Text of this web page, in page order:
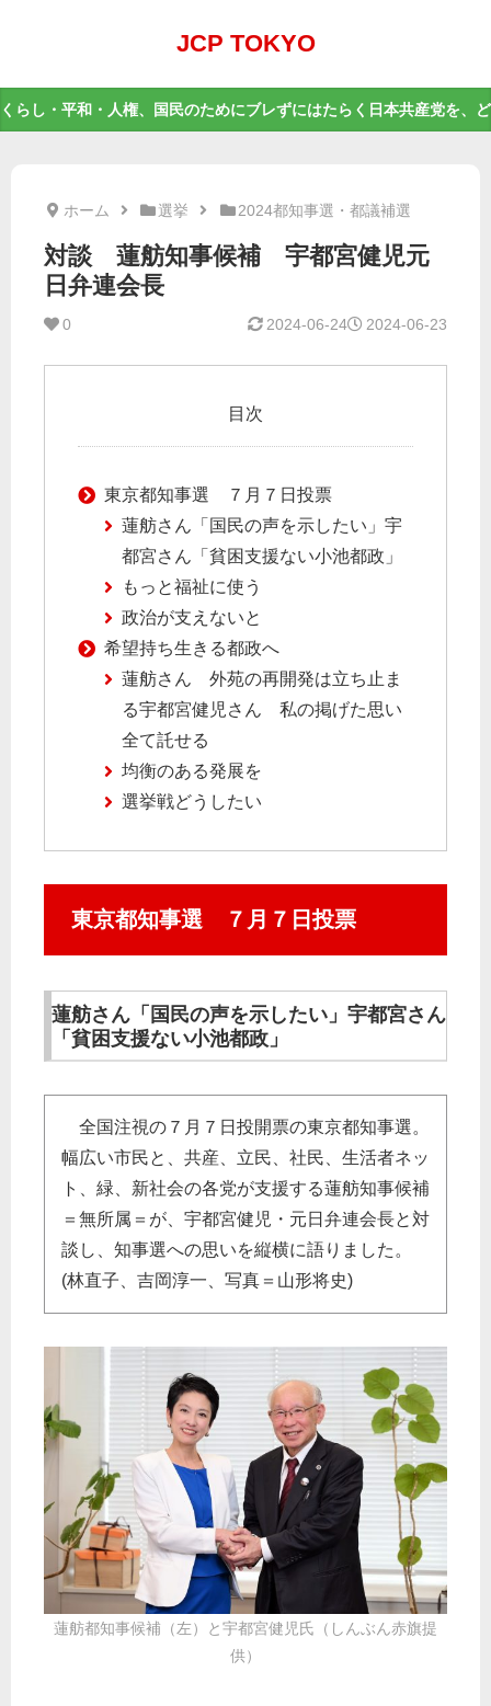
JCP TOKYO
くらし・平和・人権、国民のためにブレずにはたらく日本共産党を、
ホーム 選挙 2024都知事選・都議補選
対談 蓮舫知事候補 宇都宮健児元
日弁連会長
0 2024-06-23
2024-06-24
目次
東京都知事選 ７月７日投票
蓮舫さん「国民の声を示したい」宇
都宮さん「貧困支援ない小池都政」
もっと福祉に使う
政治が支えないと
希望持ち生きる都政へ
蓮舫さん 外苑の再開発は立ち止ま
る宇都宮健児さん 私の掲げた思い
全て託せる
均衡のある発展を
選挙戦どうしたい
東京都知事選 ７月７日投票
蓮舫さん「国民の声を示したい」宇都宮さん
「貧困支援ない小池都政」
全国注視の７月７日投開票の東京都知事選。
幅広い市民と、共産、立民、社民、生活者ネッ
ト、緑、新社会の各党が支援する蓮舫知事候補
＝無所属＝が、宇都宮健児・元日弁連会長と対
談し、知事選への思いを縦横に語りました。
(林直子、吉岡淳一、写真＝山形将史)
蓮舫都知事候補（左）と宇都宮健児氏（しんぶん赤旗提
供）